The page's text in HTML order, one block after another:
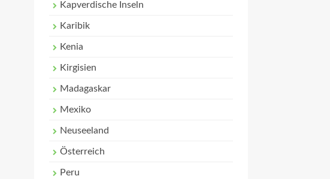
Kapverdische Inseln
Karibik
Kenia
Kirgisien
Madagaskar
Mexiko
Neuseeland
Österreich
Peru